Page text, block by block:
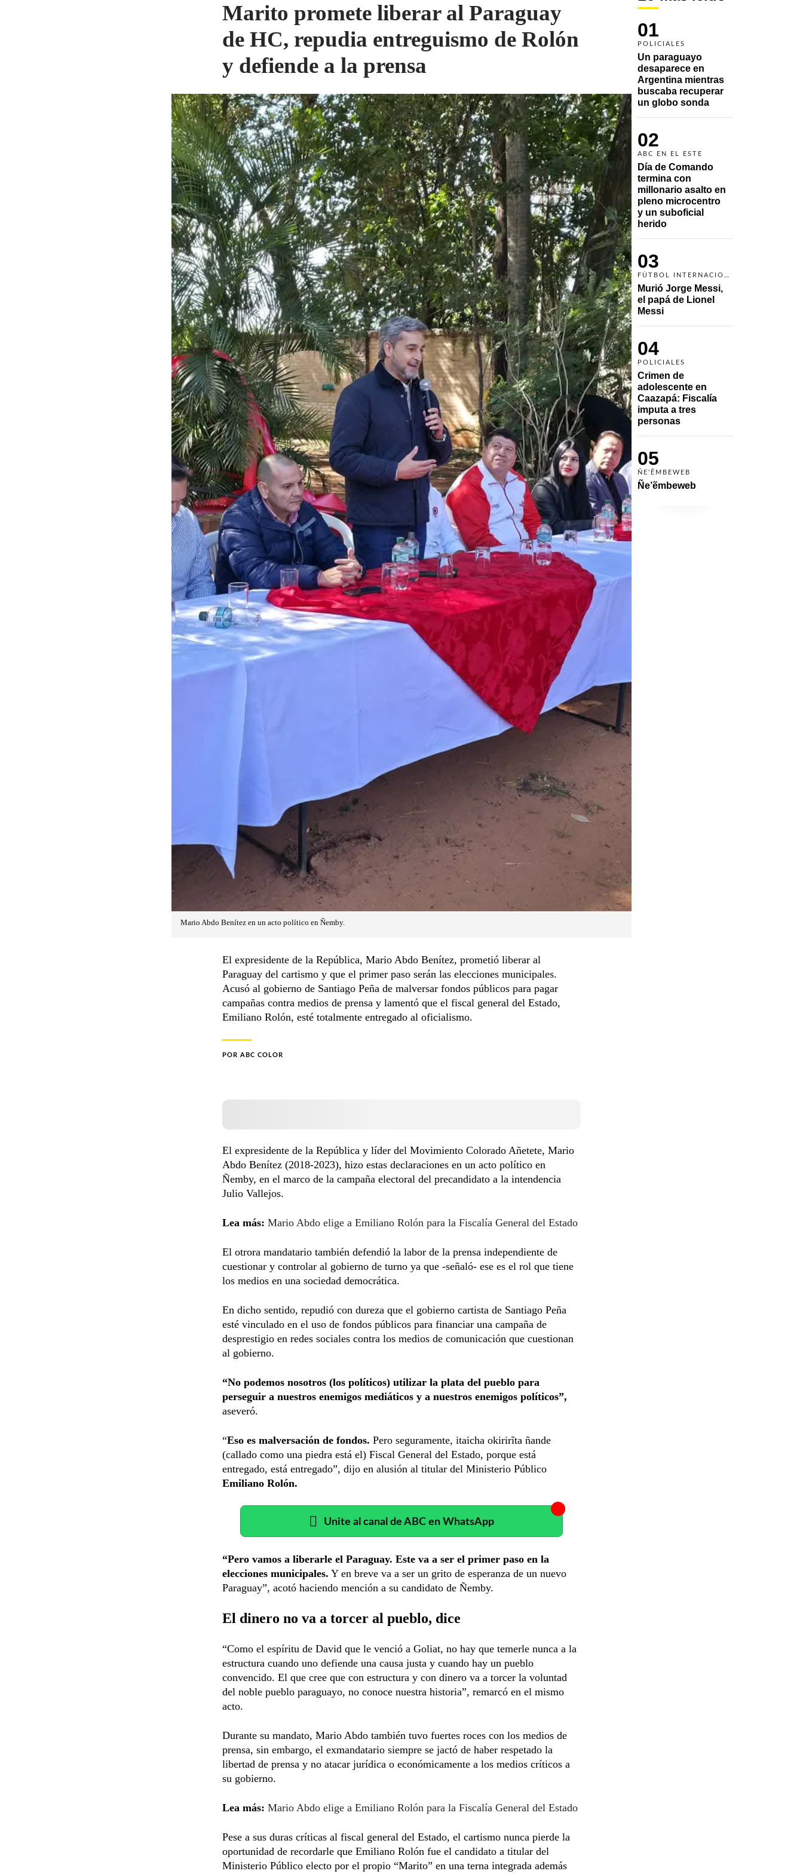
01
POLICIALES
Un paraguayo
desaparece en
Argentina mientras
buscaba recuperar
un globo sonda
02
ABC EN EL ESTE
Día de Comando
termina con
millonario asalto en
pleno microcentro
y un suboficial
herido
03
Murió Jorge Messi,
el papá de Lionel
Messi
04
POLICIALES
Crimen de
adolescente en
Caazapá: Fiscalía
imputa a tres
personas
05
ÑE'ẼMBEWEB
Ñe’ẽmbeweb
Marito promete liberar al Paraguay
de HC, repudia entreguismo de Rolón
y defiende a la prensa
Mario Abdo Benítez en un acto político en Ñemby.
El expresidente de la República, Mario Abdo Benítez, prometió liberar al
Paraguay del cartismo y que el primer paso serán las elecciones municipales.
Acusó al gobierno de Santiago Peña de malversar fondos públicos para pagar
campañas contra medios de prensa y lamentó que el fiscal general del Estado,
Emiliano Rolón, esté totalmente entregado al oficialismo.
POR ABC COLOR
El expresidente de la República y líder del Movimiento Colorado Añetete, Mario
Abdo Benítez (2018-2023), hizo estas declaraciones en un acto político en
Ñemby, en el marco de la campaña electoral del precandidato a la intendencia
Julio Vallejos.
Lea más: Mario Abdo elige a Emiliano Rolón para la Fiscalía General del Estado
El otrora mandatario también defendió la labor de la prensa independiente de
cuestionar y controlar al gobierno de turno ya que -señaló- ese es el rol que tiene
los medios en una sociedad democrática.
En dicho sentido, repudió con dureza que el gobierno cartista de Santiago Peña
esté vinculado en el uso de fondos públicos para financiar una campaña de
desprestigio en redes sociales contra los medios de comunicación que cuestionan
al gobierno.
“No podemos nosotros (los políticos) utilizar la plata del pueblo para
perseguir a nuestros enemigos mediáticos y a nuestros enemigos políticos”,
aseveró.
“Eso es malversación de fondos. Pero seguramente, itaicha okirirĩta ñande
(callado como una piedra está el) Fiscal General del Estado, porque está
entregado, está entregado”, dijo en alusión al titular del Ministerio Público
Emiliano Rolón.
Unite al canal de ABC en WhatsApp
“Pero vamos a liberarle el Paraguay. Este va a ser el primer paso en la
elecciones municipales. Y en breve va a ser un grito de esperanza de un nuevo
Paraguay”, acotó haciendo mención a su candidato de Ñemby.
El dinero no va a torcer al pueblo, dice
“Como el espíritu de David que le venció a Goliat, no hay que temerle nunca a la
estructura cuando uno defiende una causa justa y cuando hay un pueblo
convencido. El que cree que con estructura y con dinero va a torcer la voluntad
del noble pueblo paraguayo, no conoce nuestra historia”, remarcó en el mismo
acto.
Durante su mandato, Mario Abdo también tuvo fuertes roces con los medios de
prensa, sin embargo, el exmandatario siempre se jactó de haber respetado la
libertad de prensa y no atacar jurídica o económicamente a los medios críticos a
su gobierno.
Lea más: Mario Abdo elige a Emiliano Rolón para la Fiscalía General del Estado
Pese a sus duras críticas al fiscal general del Estado, el cartismo nunca pierde la
oportunidad de recordarle que Emiliano Rolón fue el candidato a titular del
Ministerio Público electo por el propio “Marito” en una terna integrada además